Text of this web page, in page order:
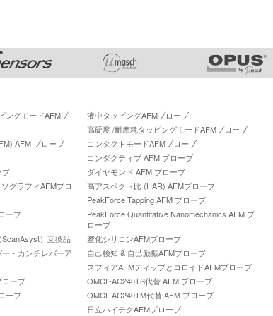
ングモードAFMプ
液中タッピングAFMプローブ
高硬度 /耐摩耗タッピングモードAFMプローブ
AFM プローブ
コンタクトモードAFMプローブ
コンダクティブ AFM プローブ
ブ
ダイヤモンド AFM プローブ
グラフィAFMプロ
高アスペクト比 (HAR) AFMプローブ
PeakForce Tapping AFM プローブ
ーブ
PeakForce Quantitative Nanomechanics AFM プ
ローブ
ScanAsyst）互換品
窒化シリコンAFMプローブ
・カンチレバーア
自己検知 & 自己励振AFMプローブ
スフィアAFMティップとコロイドAFMプローブ
ローブ
OMCL-AC240TS代替 AFM プローブ
ーブ
OMCL-AC240TM代替 AFM プローブ
日立ハイテクAFMプローブ